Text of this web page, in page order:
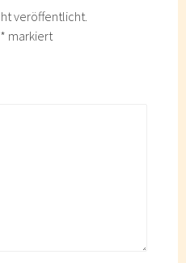
veröffentlicht.
* markiert